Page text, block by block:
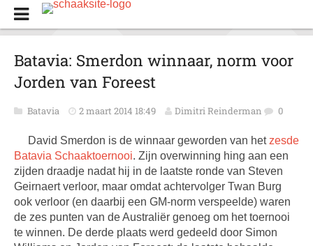
Batavia: Smerdon winnaar, norm voor
Jorden van Foreest
Batavia 2 maart 2014 18:49 Dimitri Reinderman 0
David Smerdon is de winnaar geworden van het zesde
Batavia Schaaktoernooi. Zijn overwinning hing aan een
zijden draadje nadat hij in de laatste ronde van Steven
Geirnaert verloor, maar omdat achtervolger Twan Burg
ook verloor (en daarbij een GM-norm verspeelde) waren
de zes punten van de Australiër genoeg om het toernooi
te winnen. De derde plaats werd gedeeld door Simon